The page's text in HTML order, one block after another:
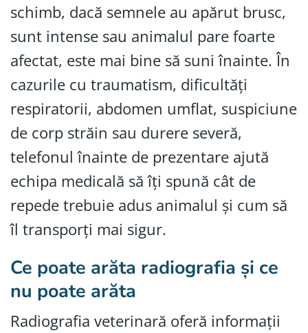
schimb, dacă semnele au apărut brusc,
sunt intense sau animalul pare foarte
afectat, este mai bine să suni înainte. În
cazurile cu traumatism, dificultăți
respiratorii, abdomen umflat, suspiciune
de corp străin sau durere severă,
telefonul înainte de prezentare ajută
echipa medicală să îți spună cât de
repede trebuie adus animalul și cum să
îl transporți mai sigur.
Ce poate arăta radiografia și ce
nu poate arăta
Radiografia veterinară oferă informații